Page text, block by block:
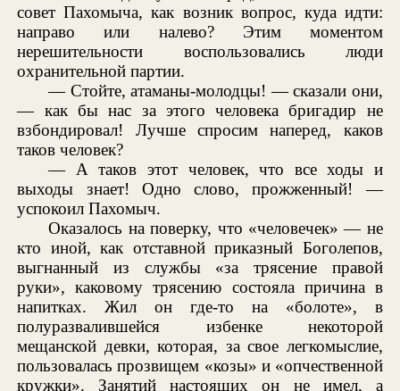
совет Пахомыча, как возник вопрос, куда идти:
направо или налево? Этим моментом
нерешительности воспользовались люди
охранительной партии.
— Стойте, атаманы-молодцы! — сказали они,
— как бы нас за этого человека бригадир не
взбондировал! Лучше спросим наперед, каков
таков человек?
— А таков этот человек, что все ходы и
выходы знает! Одно слово, прожженный! —
успокоил Пахомыч.
Оказалось на поверку, что «человечек» — не
кто иной, как отставной приказный Боголепов,
выгнанный из службы «за трясение правой
руки», каковому трясению состояла причина в
напитках. Жил он где-то на «болоте», в
полуразвалившейся избенке некоторой
мещанской девки, которая, за свое легкомыслие,
пользовалась прозвищем «козы» и «опчественной
кружки». Занятий настоящих он не имел, а